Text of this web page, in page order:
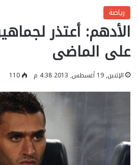
رياضة
الأدهم: أعتذر
على الماضى
الإثنين, 19 أغسطس, 2013 4:38 م 110